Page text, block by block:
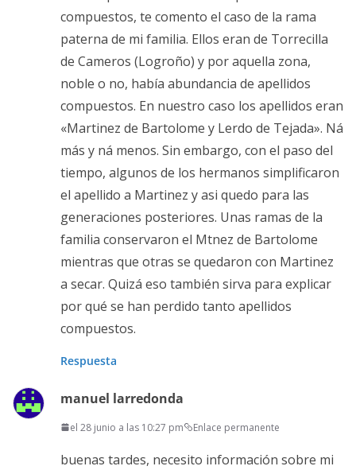
compuestos, te comento el caso de la rama
paterna de mi familia. Ellos eran de Torrecilla
de Cameros (Logroño) y por aquella zona,
noble o no, había abundancia de apellidos
compuestos. En nuestro caso los apellidos eran
«Martinez de Bartolome y Lerdo de Tejada». Ná
más y ná menos. Sin embargo, con el paso del
tiempo, algunos de los hermanos simplificaron
el apellido a Martinez y asi quedo para las
generaciones posteriores. Unas ramas de la
familia conservaron el Mtnez de Bartolome
mientras que otras se quedaron con Martinez
a secar. Quizá eso también sirva para explicar
por qué se han perdido tanto apellidos
compuestos.
Respuesta
manuel larredonda
el 28 junio a las 10:27 pm Enlace permanente
buenas tardes, necesito información sobre mi